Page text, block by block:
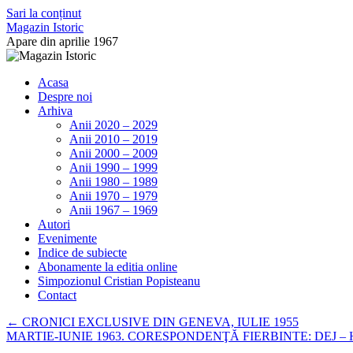
Sari la conținut
Magazin Istoric
Apare din aprilie 1967
Acasa
Despre noi
Arhiva
Anii 2020 – 2029
Anii 2010 – 2019
Anii 2000 – 2009
Anii 1990 – 1999
Anii 1980 – 1989
Anii 1970 – 1979
Anii 1967 – 1969
Autori
Evenimente
Indice de subiecte
Abonamente la editia online
Simpozionul Cristian Popisteanu
Contact
← CRONICI EXCLUSIVE DIN GENEVA, IULIE 1955
MARTIE-IUNIE 1963. CORESPONDENŢĂ FIERBINTE: DEJ –